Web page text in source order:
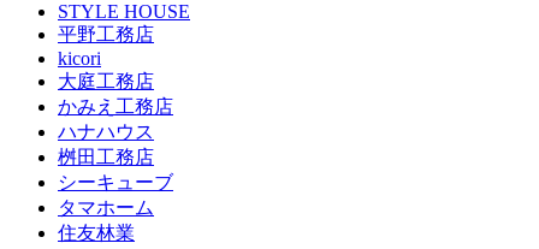
STYLE HOUSE
平野工務店
kicori
大庭工務店
かみえ工務店
ハナハウス
桝田工務店
シーキューブ
タマホーム
住友林業